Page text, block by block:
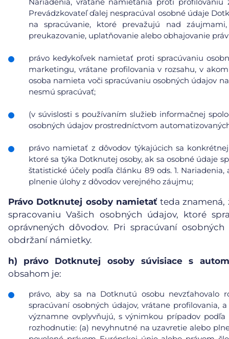
Prevádzkovateľ ďalej nespracúval osobné údaje
na spracúvanie, ktoré prevažujú nad
preukazovanie, uplatňovanie alebo obhajovanie
právo kedykoľvek namietať proti spracúvaniu
marketingu, vrátane profilovania v rozsahu, v
osoba namieta voči spracúvaniu osobných údajov
nesmú spracúvať;
(v súvislosti s používaním služieb informačnej
osobných údajov prostredníctvom
právo namietať z dôvodov týkajúcich sa
ktoré sa týka Dotknutej osoby, ak sa osobné údaje
štatistické účely podľa článku 89 ods. 1.
plnenie úlohy z dôvodov verejného záujmu;
Právo Dotknutej osoby namietaťteda znamená,
spracovaniu Vašich osobných údajov, ktoré
oprávnených dôvodov. Pri spracúvaní
obdržaní námietky.
h)
právo Dotknutej osoby súvisiace s
obsahom je:
právo, aby sa na Dotknutú osobu nevzťahovalo
spracúvaní osobných údajov, vrátane
významne ovplyvňujú, s výnimkou prípadov
rozhodnutie: (a) nevyhnutné na uzavretie alebo